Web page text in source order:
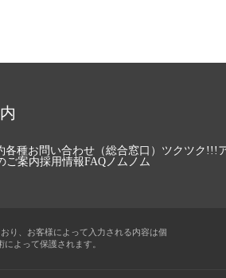
各種お問い合わせ（総合窓口） ツクツク!!!
ご案内採用情報FAQノムノム
り、お客様によって入力される内容は個
よって保護されます。